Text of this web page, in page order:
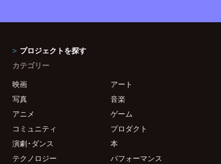
プロジェクトを探す
カテゴリー
映画
アート
写真
音楽
アニメ
ゲーム
コミュニティ
プロダクト
演劇・ダンス
本
テクノロジー
パフォーマンス